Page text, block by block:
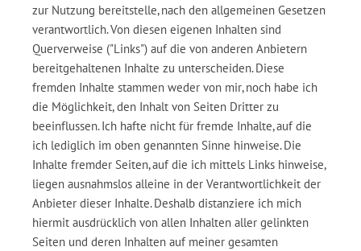
zur Nutzung bereitstelle, nach den allgemeinen Gesetzen
verantwortlich. Von diesen eigenen Inhalten sind
Querverweise ("Links") auf die von anderen Anbietern
bereitgehaltenen Inhalte zu unterscheiden. Diese
fremden Inhalte stammen weder von mir, noch habe ich
die Möglichkeit, den Inhalt von Seiten Dritter zu
beeinflussen. Ich hafte nicht für fremde Inhalte, auf die
ich lediglich im oben genannten Sinne hinweise. Die
Inhalte fremder Seiten, auf die ich mittels Links hinweise,
liegen ausnahmslos alleine in der Verantwortlichkeit der
Anbieter dieser Inhalte. Deshalb distanziere ich mich
hiermit ausdrücklich von allen Inhalten aller gelinkten
Seiten und deren Inhalten auf meiner gesamten